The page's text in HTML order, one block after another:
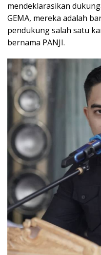
mendeklarasikan
GEMA, mereka adalah
pendukung salah satu
bernama PANJI.